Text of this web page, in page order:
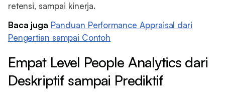
retensi, sampai kinerja.
Baca juga Panduan Performance Appraisal dari
Pengertian sampai Contoh
Empat Level People Analytics dari
Deskriptif sampai Prediktif